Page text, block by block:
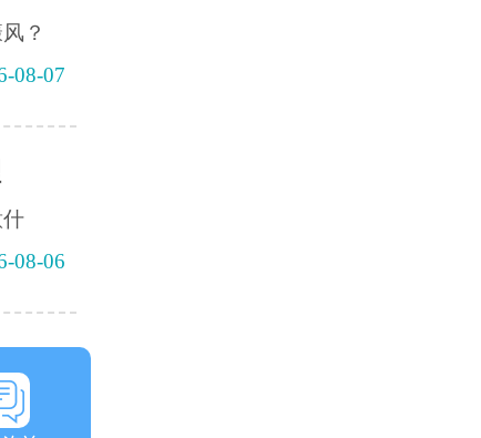
？
08-07
08-06